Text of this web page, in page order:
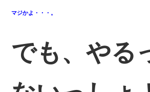
マジかよ・・・。
でも、やる